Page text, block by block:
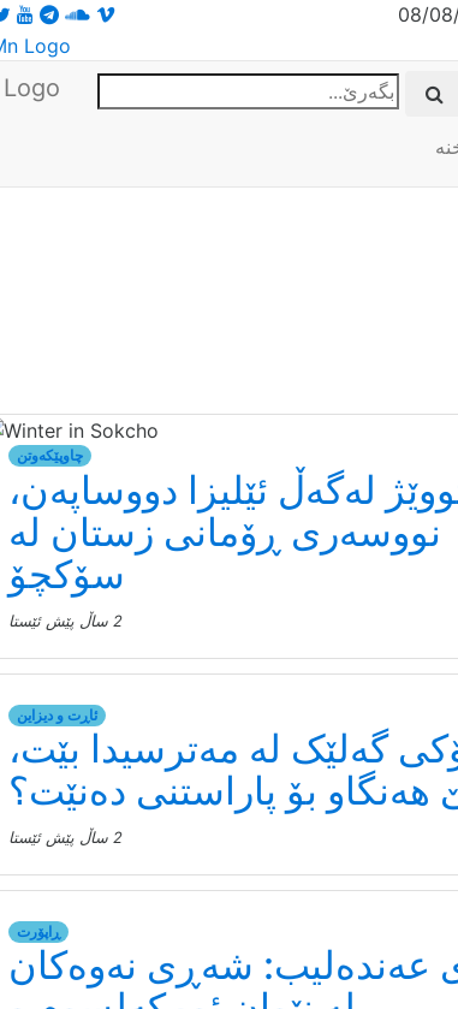
08/
چاوپێکەوتن
لەگەڵ ئێلیزا دووساپەن،
نووسەری ڕۆمانی زستان لە
سۆکچۆ
2 ساڵ پێش ئێستا
ئاڕت و دیزاین
گەلێک لە مەترسیدا بێت،
هەنگاو بۆ پاراستنی دەنێت؟
2 ساڵ پێش ئێستا
ڕاپۆرت
عەندەلیب: شەڕی نەوەکان